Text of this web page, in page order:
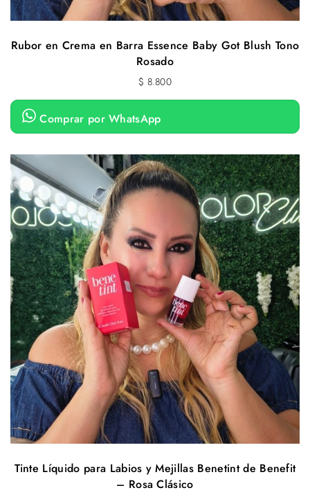
Rubor en Crema en Barra Essence Baby Got Blush Tono
Rosado
$ 8.800
Comprar por WhatsApp
Tinte Líquido para Labios y Mejillas Benetint de Benefit
– Rosa Clásico